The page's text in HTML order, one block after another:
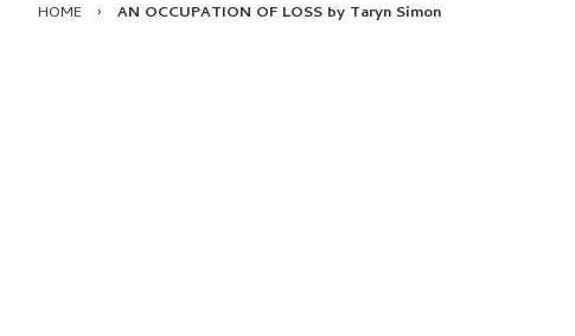
HOME › AN OCCUPATION OF LOSS by Taryn Simon